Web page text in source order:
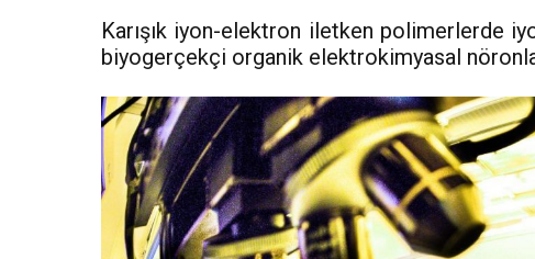
Karışık iyon-elektron iletken polimerlerde
biyogerçekçi organik elektrokimyasal